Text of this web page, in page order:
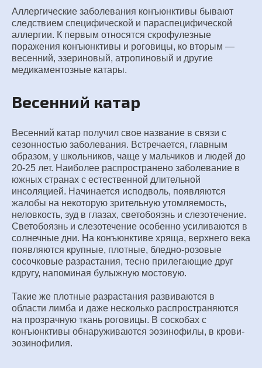
Аллергические заболевания конъюнктивы бывают
следствием специфической и параспецифической
аллергии. К первым относятся скрофулезные
поражения конъюнктивы и роговицы, ко вторым —
весенний, эзериновый, атропиновый и другие
медикаментозные катары.
Весенний катар
Весенний катар получил свое название в связи с
сезонностью заболевания. Встречается, главным
образом, у школьников, чаще у мальчиков и людей до
20-25 лет. Наиболее распространено заболевание в
южных странах с естественной длительной
инсоляцией. Начинается исподволь, появляются
жалобы на некоторую зрительную утомляемость,
неловкость, зуд в глазах, светобоязнь и слезотечение.
Светобоязнь и слезотечение особенно усиливаются в
солнечные дни. На конъюнктиве хряща, верхнего века
появляются крупные, плотные, бледно-розовые
сосочковые разрастания, тесно прилегающие друг
кдругу, напоминая булыжную мостовую.
Такие же плотные разрастания развиваются в
области лимба и даже несколько распространяются
на прозрачную ткань роговицы. В соскобах с
конъюнктивы обнаруживаются эозинофилы, в крови-
эозинофилия.